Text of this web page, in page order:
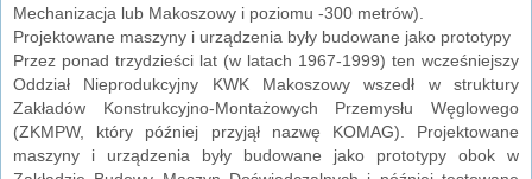
Mechanizacja lub Makoszowy i poziomu -300 metrów).
Projektowane maszyny i urządzenia były budowane jako prototypy
Przez ponad trzydzieści lat (w latach 1967-1999) ten wcześniejszy
Oddział Nieprodukcyjny KWK Makoszowy wszedł w struktury
Zakładów Konstrukcyjno-Montażowych Przemysłu Węglowego
(ZKMPW, który później przyjął nazwę KOMAG). Projektowane
maszyny i urządzenia były budowane jako prototypy obok w